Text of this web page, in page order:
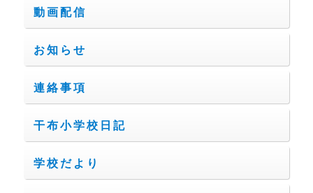
動画配信
お知らせ
連絡事項
干布小学校日記
学校だより